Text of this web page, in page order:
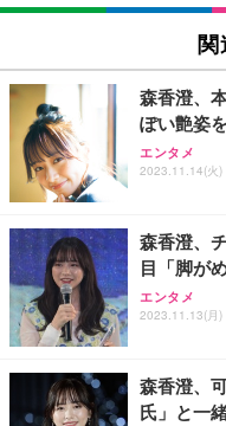
関
森香澄、
ぽい艶姿
エンタメ
2023.11.14(火)
森香澄、
目「脚が
エンタメ
2023.11.13(月)
森香澄、
氏」と一